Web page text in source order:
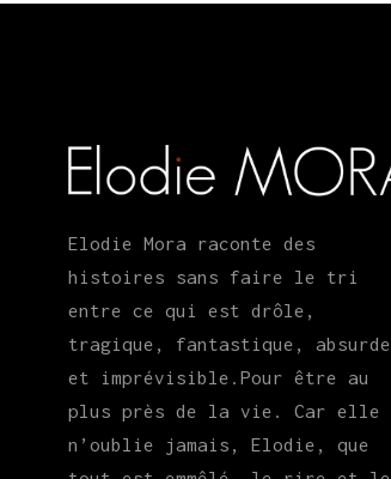
Elodie Mora raconte des
histoires sans faire le tri
entre ce qui est drôle,
tragique, fantastique, absurde
et imprévisible.Pour être au
plus près de la vie. Car elle
n’oublie jamais, Elodie, que